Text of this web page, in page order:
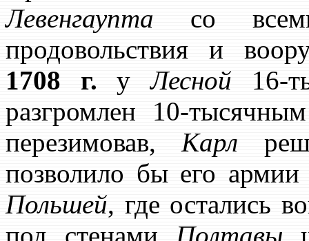
Левенгаупта со
продовольствия и
1708 г. уЛесной 16-
разгромлен 10-
перезимовав,Карл
позволило бы его армии
Польшей, где остались